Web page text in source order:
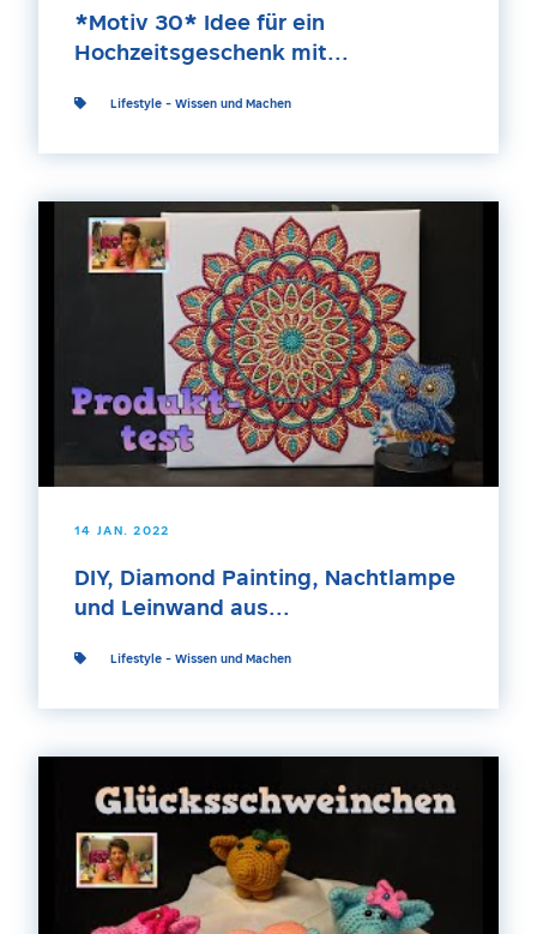
*Motiv 30* Idee für ein
Hochzeitsgeschenk mit...
Lifestyle - Wissen und Machen
14 JAN. 2022
DIY, Diamond Painting, Nachtlampe
und Leinwand aus...
Lifestyle - Wissen und Machen